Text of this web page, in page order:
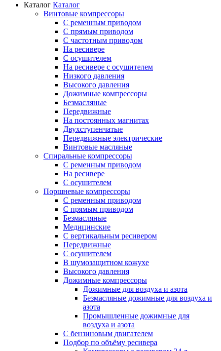
Каталог Каталог
Винтовые компрессоры
С ременным приводом
С прямым приводом
С частотным приводом
На ресивере
С осушителем
На ресивере с осушителем
Низкого давления
Высокого давления
Дожимные компрессоры
Безмасляные
Передвижные
На постоянных магнитах
Двухступенчатые
Передвижные электрические
Винтовые масляные
Спиральные компрессоры
С ременным приводом
На ресивере
С осушителем
Поршневые компрессоры
С ременным приводом
С прямым приводом
Безмасляные
Медицинские
С вертикальным ресивером
Передвижные
С осушителем
В шумозащитном кожухе
Высокого давления
Дожимные компрессоры
Дожимные для воздуха и азота
Безмасляные дожимные для воздуха и
азота
Промышленные дожимные для
воздуха и азота
С бензиновым двигателем
Подбор по объёму ресивера